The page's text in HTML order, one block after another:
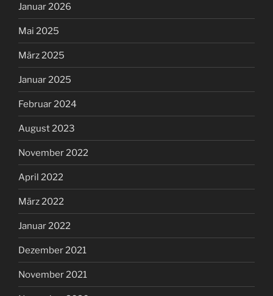
Januar 2026
Mai 2025
März 2025
Januar 2025
Februar 2024
August 2023
November 2022
April 2022
März 2022
Januar 2022
Dezember 2021
November 2021